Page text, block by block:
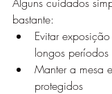
bastante:
Evitar
longos períodos
Manter a mesa
protegidos